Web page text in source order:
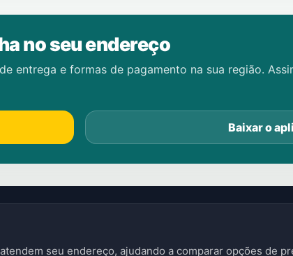
no seu endereço
entrega e formas de pagamento na sua região.
Baixar o
seu endereço, ajudando a comparar opções de